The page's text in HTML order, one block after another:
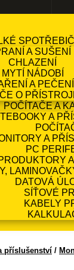
A SUŠENÍ
CHLAZENÍ
MYTÍ NÁDOBÍ
A PEČENÍ
O
POČÍTAČE A
A
A
PC
DATOVÁ
SÍŤOVÉ
KABELY
příslušenství /